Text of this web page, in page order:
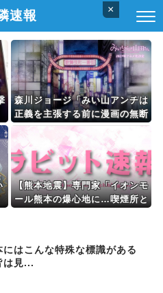
×
速報
森川ジョージ「みい山アンチは
正義を主張する前に漫画の無断
転載をやめろよ」←これwww
【熊本地震】専門家「イオンモ
ール熊本の爆心地に…喫煙所と
にはこんな特殊な標識がある
は見...